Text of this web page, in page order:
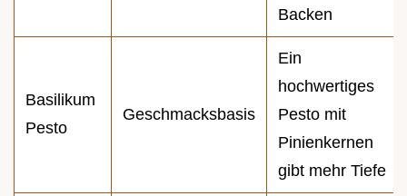
Backen
Basilikum
Pesto
Geschmacksbasis
Ein
hochwertiges
Pesto mit
Pinienkernen
gibt mehr Tiefe